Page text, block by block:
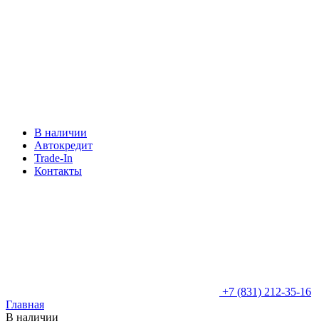
В наличии
Автокредит
Trade-In
Контакты
+7 (831) 212-35-16
Главная
В наличии